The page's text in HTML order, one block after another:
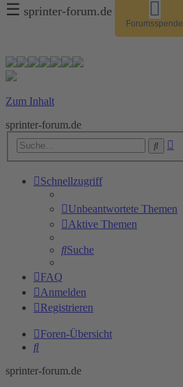
☰ sprinter-forum.de
Forumsspende
Zum Inhalt
sprinter-forum.de
Suche
Schnellzugriff
Unbeantwortete Themen
Aktive Themen
Suche
FAQ
Anmelden
Registrieren
Foren-Übersicht
Suche
sprinter-forum.de